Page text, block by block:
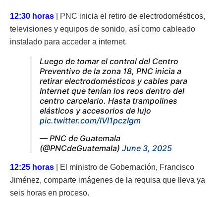
12:30 horas | PNC inicia el retiro de electrodomésticos,
televisiones y equipos de sonido, así como cableado
instalado para acceder a internet.
Luego de tomar el control del Centro
Preventivo de la zona 18, PNC inicia a
retirar electrodomésticos y cables para
Internet que tenían los reos dentro del
centro carcelario. Hasta trampolines
elásticos y accesorios de lujo
pic.twitter.com/lVl1pczIgm
— PNC de Guatemala
(@PNCdeGuatemala) June 3, 2025
12:25 horas | El ministro de Gobernación, Francisco
Jiménez, comparte imágenes de la requisa que lleva ya
seis horas en proceso.